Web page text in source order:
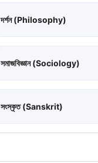
দর্শন (Philosophy)
সমাজবিজ্ঞান (Sociology)
সংস্কৃত (Sanskrit)